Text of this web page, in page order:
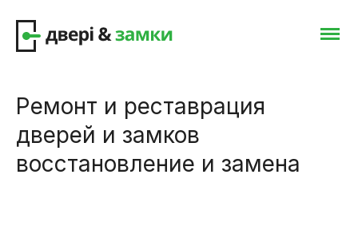
Ремонт и реставрация
дверей и замков
восстановление и замена